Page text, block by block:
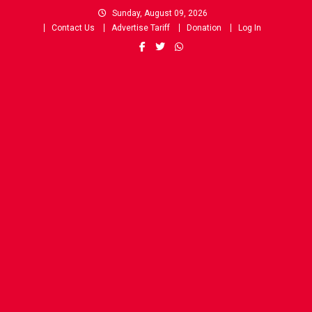
Sunday, August 09, 2026
Contact Us
Advertise Tariff Donation Log In